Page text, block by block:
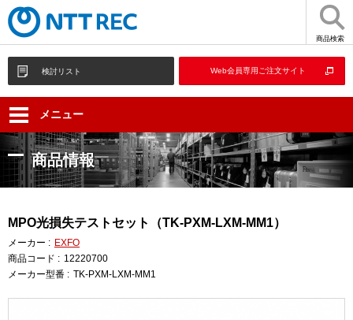
商品検索
検討リスト Web会員専用ご注文サイト
メニュー
商品情報
MPO光損失テストセット（TK-PXM-LXM-MM1）
メーカー : EXFO
商品コード : 12220700
メーカー型番 : TK-PXM-LXM-MM1